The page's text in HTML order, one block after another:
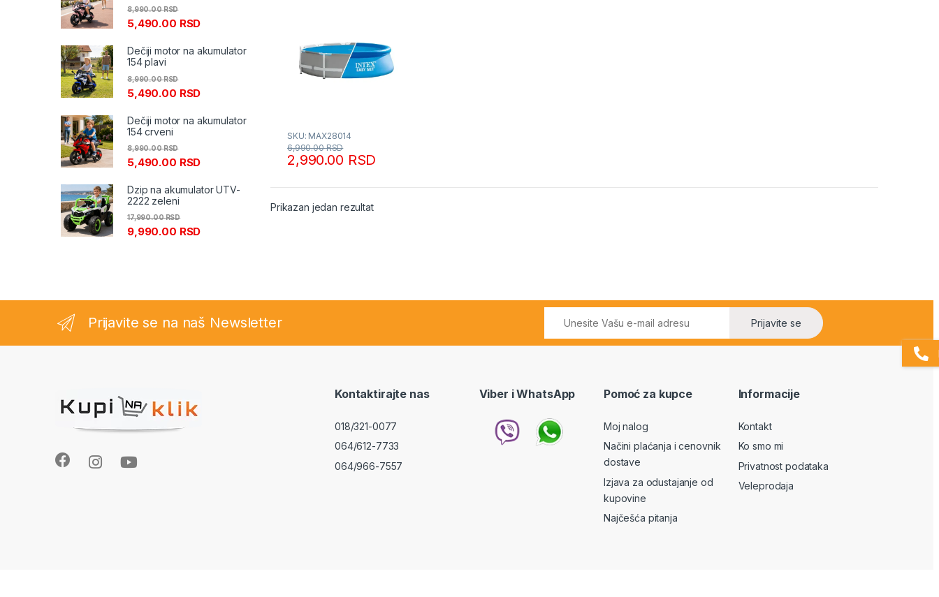
SKU: MAX28014
2,990.00 RSD
6,990.00RSD
Prikazan jedan rezultat
5,490.00 RSD
8,990.00RSD
Dečiji motor na akumulator
154 plavi
5,490.00 RSD
8,990.00RSD
Dečiji motor na akumulator
154 crveni
5,490.00 RSD
8,990.00RSD
Dzip na akumulator UTV-
2222 zeleni
9,990.00 RSD
17,990.00RSD
Prijavite se na naš Newsletter Prijavite se
Kontaktirajte nas
018/321-0077
064/612-7733
064/966-7557
Viber i WhatsApp Pomoć za kupce
Moj nalog
Načini plaćanja i cenovnik
dostave
Izjava za odustajanje od
kupovine
Najčešća pitanja
Informacije
Kontakt
Ko smo mi
Privatnost podataka
Veleprodaja